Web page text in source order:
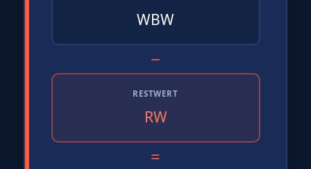
WBW
−
RESTWERT
RW
=